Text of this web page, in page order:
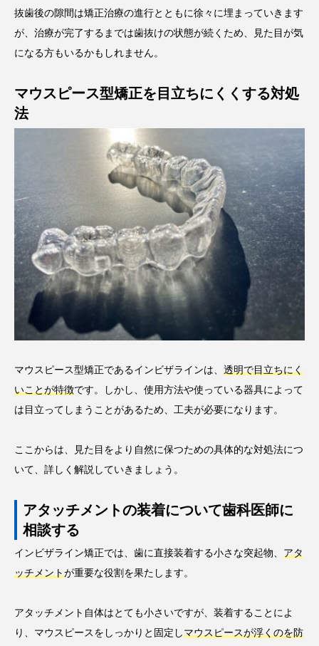
抜歯後の隙間は矯正治療の進行とともに徐々に埋まっていきます
が、治療が完了するまでは歯抜けの状態が続くため、見た目が気
になる方もいるかもしれません。
マウスピース型矯正を目立ちにくくする対処
法
マウスピース型矯正であるインビザラインは、 透明で目立ちにく
いことが特徴です。しかし、使用方法や使っている器具によって
は目立ってしまうことがあるため、工夫が必要になります。
ここからは、見た目をより自然に保つための具体的な対処法につ
いて、詳しく解説していきましょう。
アタッチメントの装着について歯科医師に
相談する
インビザライン矯正では、歯に直接装着する小さな突起物、 アタ
ッチメント が重要な役割を果たします。
アタッチメント自体はとても小さいですが、装着することによ
り、マウスピースをしっかりと固定し マウスピースが浮くのを防